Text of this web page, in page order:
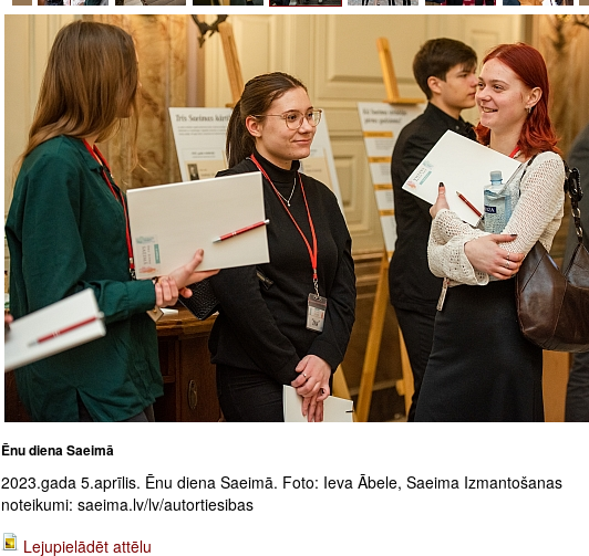
Ēnu diena Saeimā
2023.gada 5.aprīlis. Ēnu diena Saeimā. Foto: Ieva Ābele, Saeima Izmantošanas
noteikumi: saeima.lv/lv/autortiesibas
Lejupielādēt attēlu